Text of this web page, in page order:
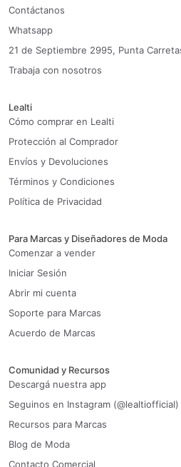
Contáctanos
Whatsapp
21 de Septiembre 2995, Punta
Trabaja con nosotros
Lealti
Cómo comprar en Lealti
Protección al Comprador
Envíos y Devoluciones
Términos y Condiciones
Política de Privacidad
Para Marcas y Diseñadores de Moda
Comenzar a vender
Iniciar Sesión
Abrir mi cuenta
Soporte para Marcas
Acuerdo de Marcas
Comunidad y Recursos
Descargá nuestra app
Seguinos en Instagram (@lealtiofficial)
Recursos para Marcas
Blog de Moda
Contacto Comercial